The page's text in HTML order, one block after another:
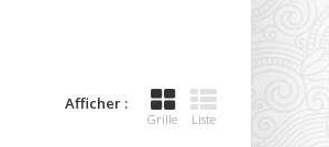
Afficher :
Grille Liste